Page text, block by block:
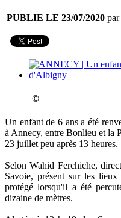
PUBLIE LE 23/07/2020
©
Un enfant de 6 ans a été
à Annecy, entre Bonlieu et la
23 juillet peu après 13 heures.
Selon Wahid Ferchiche,
Savoie, présent sur les
protégé lorsqu'il a été
dizaine de mètres.